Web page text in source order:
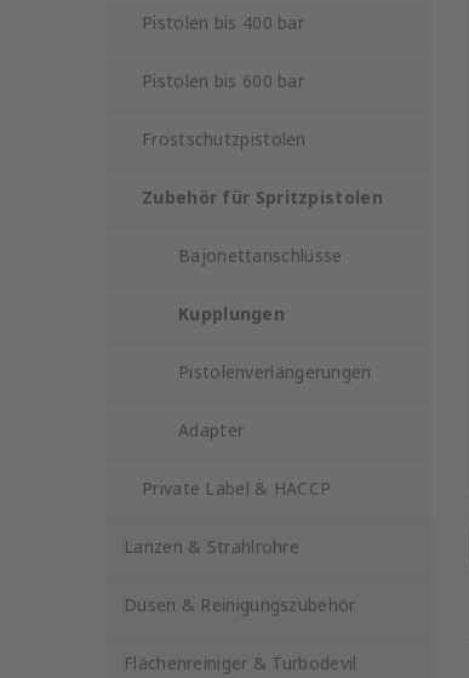
Pistolen bis 400 bar
Pistolen bis 600 bar
Frostschutzpistolen
Zubehör für Spritzpistolen
Bajonettanschlüsse
Kupplungen
Pistolenverlängerungen
Adapter
Private Label & HACCP
Lanzen & Strahlrohre
Düsen & Reinigungszubehör
Flächenreiniger & Turbodevil